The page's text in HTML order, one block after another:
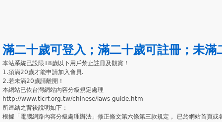
滿二十歲可登入 ； 滿二十歲可註冊 ； 未滿
本站系統已設限18歲以下用戶禁止註冊及觀賞！
1.須滿20歲才能申請加入會員.
2.若未滿20歲請離開！
本網站已依台灣網站內容分級規定處理
http://www.ticrf.org.tw/chinese/laws-guide.htm
所連結之背後說明如下：
根據「電腦網路內容分級處理辦法」修正條文第六條第三款規定， 已於網站首頁